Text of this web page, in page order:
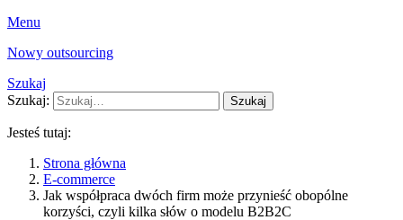
Menu
Nowy outsourcing
Szukaj
Szukaj:
Szukaj
Jesteś tutaj:
Strona główna
E-commerce
Jak współpraca dwóch firm może przynieść obopólne
korzyści, czyli kilka słów o modelu B2B2C